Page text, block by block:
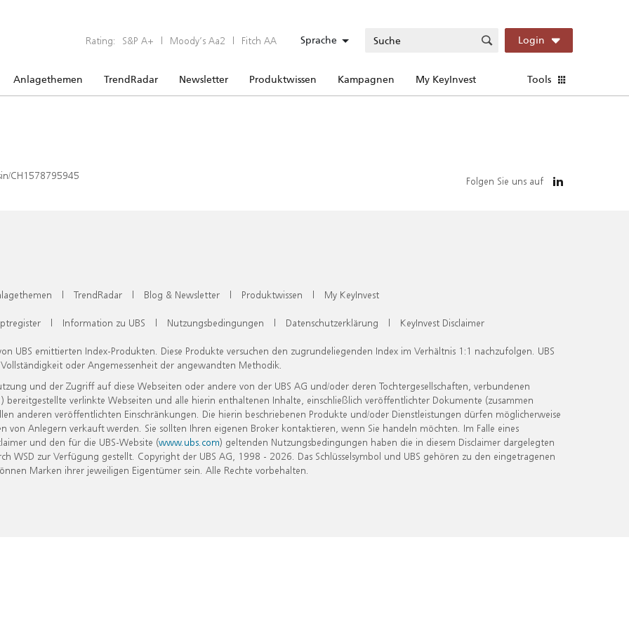
Rating: S&P A+ | Moody’s Aa2 | Fitch AA Sprache Login
Anlagethemen TrendRadar Newsletter Produktwissen Kampagnen My KeyInvest Tools
CH1578795945 Folgen Sie uns auf
| TrendRadar | Blog & Newsletter | Produktwissen | My KeyInvest
| Information zu UBS | Nutzungsbedingungen | Datenschutzerklärung | KeyInvest Disclaimer
UBS emittierten Index-Produkten. Diese Produkte versuchen den zugrundeliegenden Index im Verhältnis 1:1 nachzufolgen. UBS
oder Angemessenheit der angewandten Methodik.
und der Zugriff auf diese Webseiten oder andere von der UBS AG und/oder deren Tochtergesellschaften, verbundenen
verlinkte Webseiten und alle hierin enthaltenen Inhalte, einschließlich veröffentlichter Dokumente (zusammen
anderen veröffentlichten Einschränkungen. Die hierin beschriebenen Produkte und/oder Dienstleistungen dürfen möglicherweise
Anlegern verkauft werden. Sie sollten Ihren eigenen Broker kontaktieren, wenn Sie handeln möchten. Im Falle eines
und den für die UBS-Website (www.ubs.com) geltenden Nutzungsbedingungen haben die in diesem Disclaimer dargelegten
zur Verfügung gestellt. Copyright der UBS AG, 1998 - 2026. Das Schlüsselsymbol und UBS gehören zu den eingetragenen
Marken ihrer jeweiligen Eigentümer sein. Alle Rechte vorbehalten.